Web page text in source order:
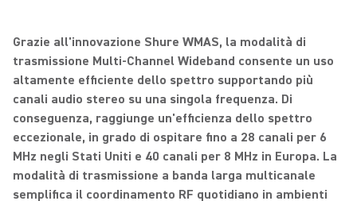
Grazie all'innovazione Shure WMAS, la modalità di
trasmissione Multi-Channel Wideband consente un uso
altamente efficiente dello spettro supportando più
canali audio stereo su una singola frequenza. Di
conseguenza, raggiunge un'efficienza dello spettro
eccezionale, in grado di ospitare fino a 28 canali per 6
MHz negli Stati Uniti e 40 canali per 8 MHz in Europa. La
modalità di trasmissione a banda larga multicanale
semplifica il coordinamento RF quotidiano in ambienti